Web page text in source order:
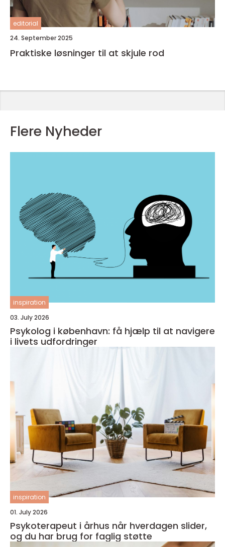
editorial
24. September 2025
Praktiske løsninger til at skjule rod
Flere Nyheder
inspiration
03. July 2026
Psykolog i københavn: få hjælp til at navigere
i livets udfordringer
inspiration
01. July 2026
Psykoterapeut i århus når hverdagen slider,
og du har brug for faglig støtte